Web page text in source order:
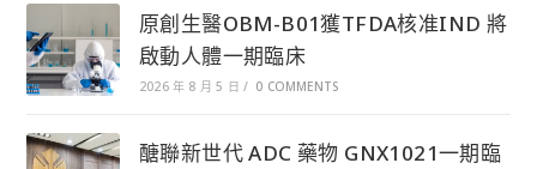
原創生醫OBM-B01獲TFDA核准IND 將
啟動人體一期臨床
2026 年 8 月 5 日 / 0 COMMENTS
醣聯新世代 ADC 藥物 GNX1021一期臨